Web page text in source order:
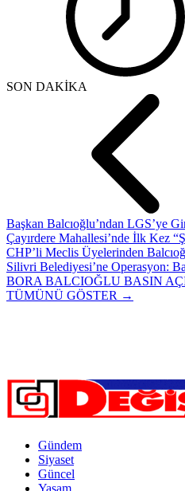
SON DAKİKA
Başkan Balcıoğlu’ndan LGS’ye
Çayırdere Mahallesi’nde İlk Kez
CHP’li Meclis Üyelerinden
Silivri Belediyesi’ne Operasyon:
BORA BALCIOĞLU BASIN
TÜMÜNÜ GÖSTER →
Gündem
Siyaset
Güncel
Yaşam